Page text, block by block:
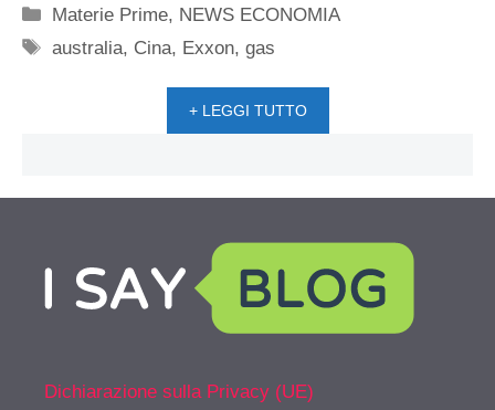
Categorie
Materie Prime, NEWS ECONOMIA
Tag
australia, Cina, Exxon,gas
+ LEGGI TUTTO
Dichiarazione sulla Privacy (UE)